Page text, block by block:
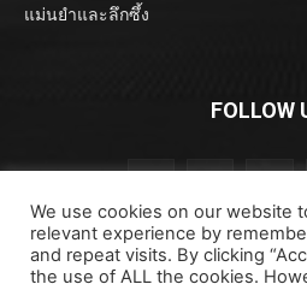
แม่นยำและลึกซึ้ง
FOLLOW
We use cookies on our website
relevant experience by
and repeat visits. By clicking
the use of ALL the cookies.